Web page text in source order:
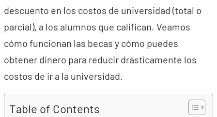
descuento en los costos de universidad (total o
parcial), a los alumnos que califican. Veamos
cómo funcionan las becas y cómo puedes
obtener dinero para reducir drásticamente los
costos de ir a la universidad.
Table of Contents